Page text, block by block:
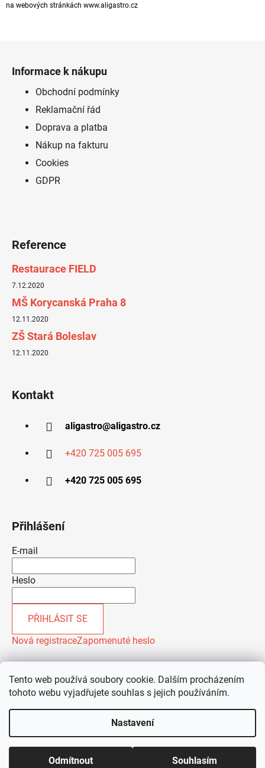
Tento web používá soubory cookie. Dalším procházením
tohoto webu vyjadřujete souhlas s jejich používáním.
Nastavení
Odmítnout Souhlasím
na webových stránkách www.aligastro.cz
Informace k nákupu
Obchodní podmínky
Reklamační řád
Doprava a platba
Nákup na fakturu
Cookies
GDPR
Reference
Restaurace FIELD
7.12.2020
MŠ Korycanská Praha 8
12.11.2020
ZŠ Stará Boleslav
12.11.2020
Kontakt
aligastro@aligastro.cz
+420 725 005 695
+420 725 005 695
Přihlášení
E-mail
Heslo
PŘIHLÁSIT SE
Nová registraceZapomenuté heslo
Vytvořil Shoptet
Copyright 2026ALIGASTRO . Všechna práva vyhrazena.